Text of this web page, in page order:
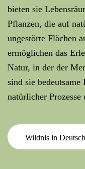
bieten sie
Pflanzen, die auf
ungestörte Flächen
ermöglichen das
Natur, in der der
sind sie
natürlicher
Wildnis in